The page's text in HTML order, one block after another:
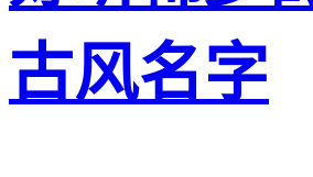
古风名字